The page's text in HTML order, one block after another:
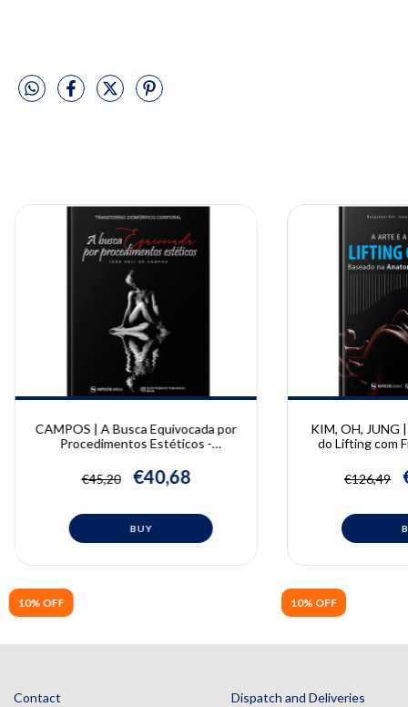
10% OFF
CAMPOS | A Busca Equivocada por
Procedimentos Estéticos -
João Heli de Campos
€45,20 €40,68
10% OFF
KIM, OH, JUNG
do Lifting com
Bongcheol
€126,49
Contact Dispatch and Deliveries